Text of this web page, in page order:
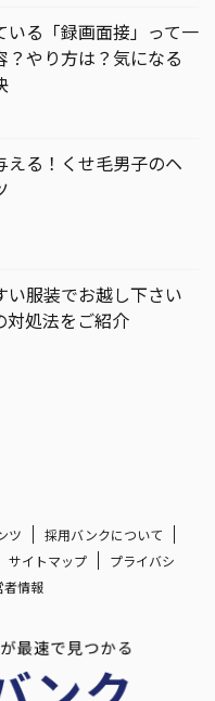
いる「録画面接」って一
？やり方は？気になる
える！くせ毛男子のヘ
い服装でお越し下さい
対処法をご紹介
ツ
採用バンクについて
サイトマップ
プライバシ
者情報